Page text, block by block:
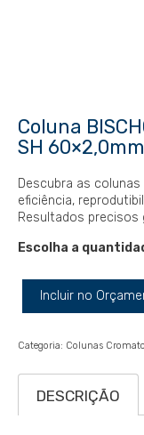
Coluna
SH
Descubra as
eficiência,
Resultados precisos
Escolha a
Incluir no
Categoria: Colunas
DESCRIÇÃO